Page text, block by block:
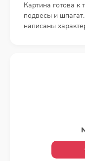
Картина готова к
подвесы и
написаны